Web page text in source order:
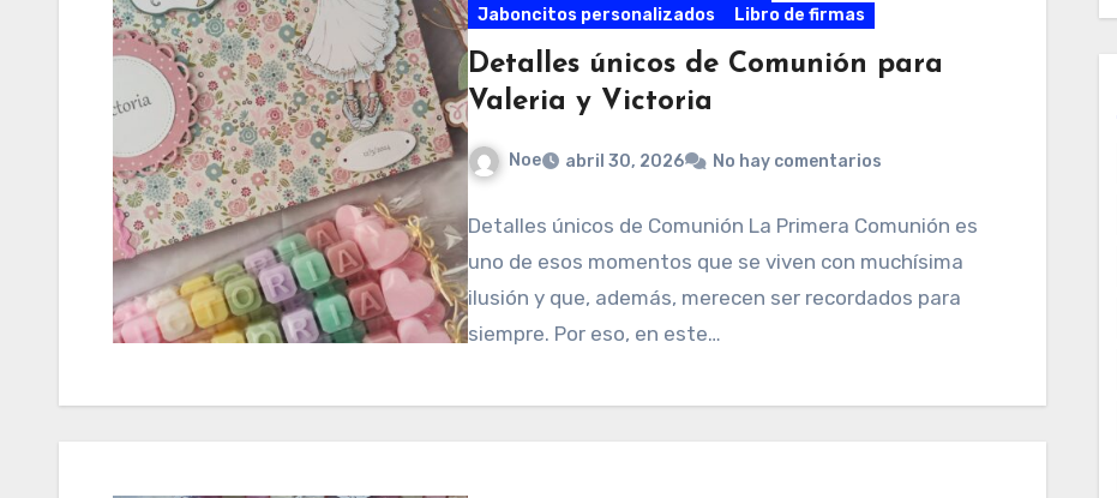
Jaboncitos personalizados
Libro de firmas
Detalles únicos de Comunión para
Valeria y Victoria
Noe abril 30, 2026 No hay comentarios
Detalles únicos de Comunión La Primera Comunión es
uno de esos momentos que se viven con muchísima
ilusión y que, además, merecen ser recordados para
siempre. Por eso, en este…